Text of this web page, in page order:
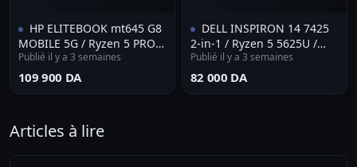
HP ELITEBOOK mt645 G8
MOBILE 5G / Ryzen 5 PRO
7535U / 16Go DDR5 / 256Go
SSD NVMe
Publié il y a 3 semaines
⁦109 900 DA⁩
DELL INSPIRON 14 7425
2-in-1 / Ryzen 5 5625U /
8Go DDR4 / 512Go SSD
NVMe
Publié il y a 3 semaines
⁦82 000 DA⁩
Articles à lire